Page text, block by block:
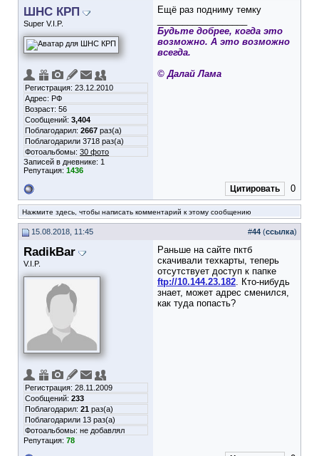
ШНС КРП
Super V.I.P.
Регистрация: 23.12.2010
Адрес: РФ
Возраст: 56
Сообщений: 3,404
Поблагодарил: 2667 раз(а)
Поблагодарили 3718 раз(а)
Фотоальбомы: 30 фото
Записей в дневнике: 1
Репутация: 1436
Ещё раз подниму темку
Будьте добрее, когда это
возможно. А это возможно
всегда.
© Далай Лама
Цитировать 0
Нажмите здесь, чтобы написать комментарий к этому сообщению
15.08.2018, 11:45 #44 (ссылка)
RadikBar
V.I.P.
Регистрация: 28.11.2009
Сообщений: 233
Поблагодарил: 21 раз(а)
Поблагодарили 13 раз(а)
Фотоальбомы: не добавлял
Репутация: 78
Раньше на сайте пктб
скачивали техкарты, теперь
отсутствует доступ к папке
ftp://10.144.23.182. Кто-нибудь
знает, может адрес сменился,
как туда попасть?